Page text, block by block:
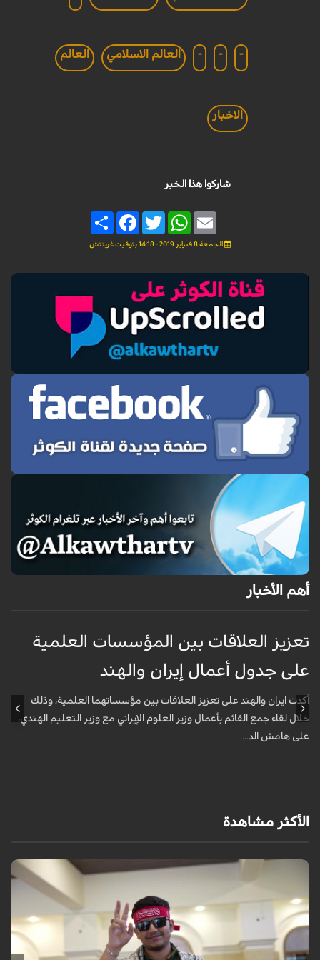
-
-
- العالم الاسلامي العالم
الاخبار
شاركوا هذا الخبر
Share
FacebookTwitter
WhatsAppEmail
الجمعة 8 فبراير 2019 - 14:18 بتوقيت غرينتش
أهم الأخبار
تعزيز العلاقات بين المؤسسات العلمية
على جدول أعمال إيران والهند
أكدت ايران والهند على تعزيز العلاقات بين مؤسساتهما العلمية، وذلك
خلال لقاء جمع القائم بأعمال وزير العلوم الإيراني مع وزير التعليم الهندي،
على هامش الد...
الأكثر مشاهدة